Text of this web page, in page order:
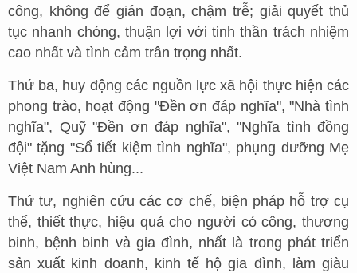
công, không để gián đoạn, chậm trễ; giải quyết thủ
tục nhanh chóng, thuận lợi với tinh thần trách nhiệm
cao nhất và tình cảm trân trọng nhất.
Thứ ba, huy động các nguồn lực xã hội thực hiện các
phong trào, hoạt động "Đền ơn đáp nghĩa", "Nhà tình
nghĩa", Quỹ "Đền ơn đáp nghĩa", "Nghĩa tình đồng
đội" tặng "Sổ tiết kiệm tình nghĩa", phụng dưỡng Mẹ
Việt Nam Anh hùng...
Thứ tư, nghiên cứu các cơ chế, biện pháp hỗ trợ cụ
thể, thiết thực, hiệu quả cho người có công, thương
binh, bệnh binh và gia đình, nhất là trong phát triển
sản xuất kinh doanh, kinh tế hộ gia đình, làm giàu